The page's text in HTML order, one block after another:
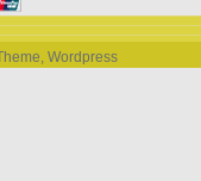
, Wordpress